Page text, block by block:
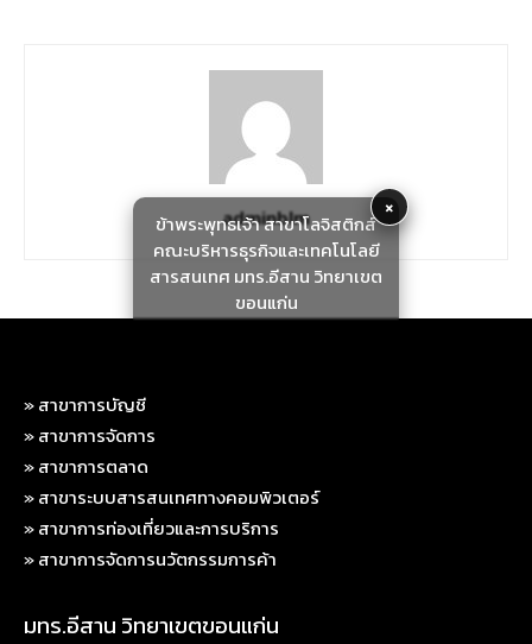
adminblm
» สาขาการบัญชี
» สาขาการจัดการ
» สาขาการตลาด
» สาขาระบบสารสนเทศทางคอมพิวเตอร์
» สาขาการท่องเที่ยวและการบริการ
» สาขาการจัดการนวัตกรรมการค้า
มทร.อีสาน วิทยาเขตขอนแก่น
×
ข้าพระพุทธเจ้า สาขาโลจิสติกส์
คณะบริหารธุรกิจและเทคโนโลยี
สารสนเทศ มทร.อีสาน วิทยาเขต
ขอนแก่น